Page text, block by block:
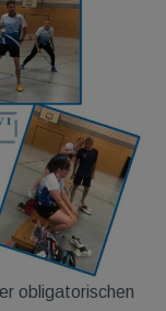
obligatorischen